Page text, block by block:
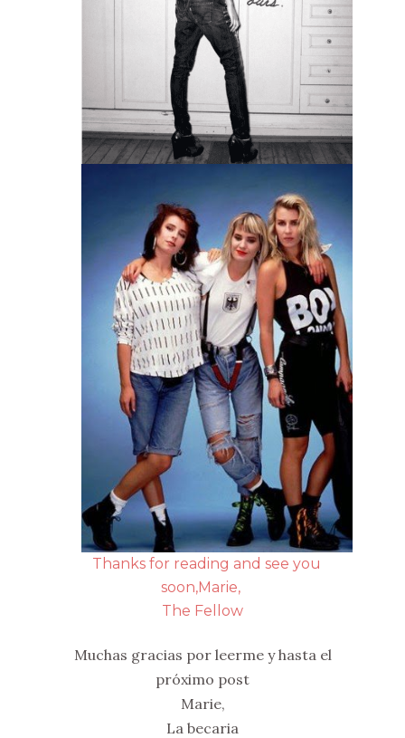
Thanks for reading and see you
soon,Marie,
The Fellow
Muchas gracias por leerme y hasta el
próximo post
Marie,
La becaria